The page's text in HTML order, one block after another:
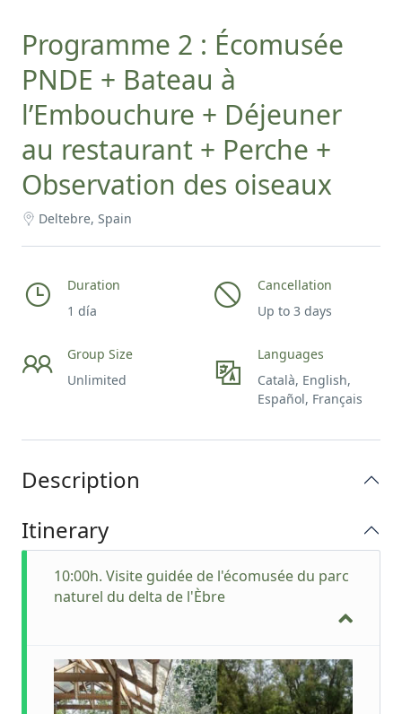
Programme 2 : Écomusée
PNDE + Bateau à
l’Embouchure + Déjeuner
au restaurant + Perche +
Observation des oiseaux
Deltebre, Spain
Duration
1 día
Cancellation
Up to 3 days
Group Size
Unlimited
Languages
Català, English,
Español, Français
Description
Itinerary
10:00h. Visite guidée de l'écomusée du parc
naturel du delta de l'Èbre